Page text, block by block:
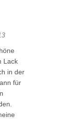
Lack
in der
für